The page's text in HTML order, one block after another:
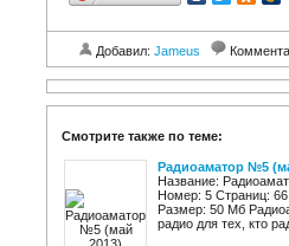
Добавил: Jameus
Смотрите также по теме:
Радиоаматор №5
Название:
Номер: 5 Страниц:
Размер: 50 Мб
радио для тех, кто